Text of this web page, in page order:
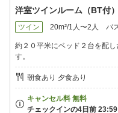
◆ 周辺観光 ◆
森吉山ゴンドラで気軽に登
ください。
近隣の温泉もぜひお立ち寄
※（ ）内は、当館より車で
・安の滝（60分）ー日本の
・くまくま園（60分）ー熊
・阿仁スキー場（3分）ー
です）
洋室ツインルーム（BT付）
ツイン 20m²/1人〜2人 バ
約２０平米にベッド２台を配
す。
朝食あり 夕食あり